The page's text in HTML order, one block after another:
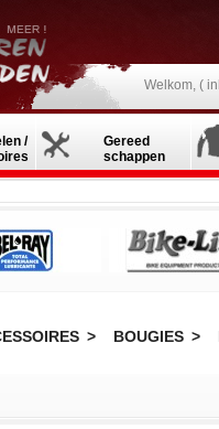
Welkom, (
/
Gereed
schappen
> BOUGIES >